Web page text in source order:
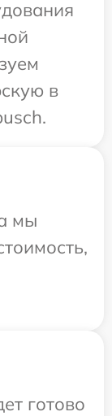
в
мы
готово